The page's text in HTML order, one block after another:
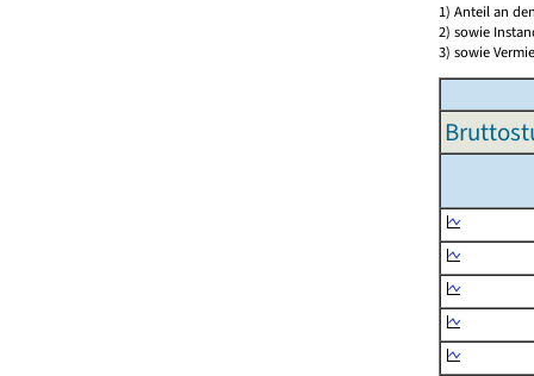
1) Anteil an
2) sowie
3) sowie